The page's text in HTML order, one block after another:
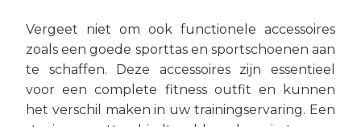
Vergeet niet om ook functionele accessoires
zoals een goede sporttas en sportschoenen aan
te schaffen. Deze accessoires zijn essentieel
voor een complete fitness outfit en kunnen
het verschil maken in uw trainingservaring. Een